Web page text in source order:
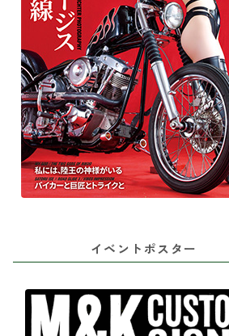
イベントポスター